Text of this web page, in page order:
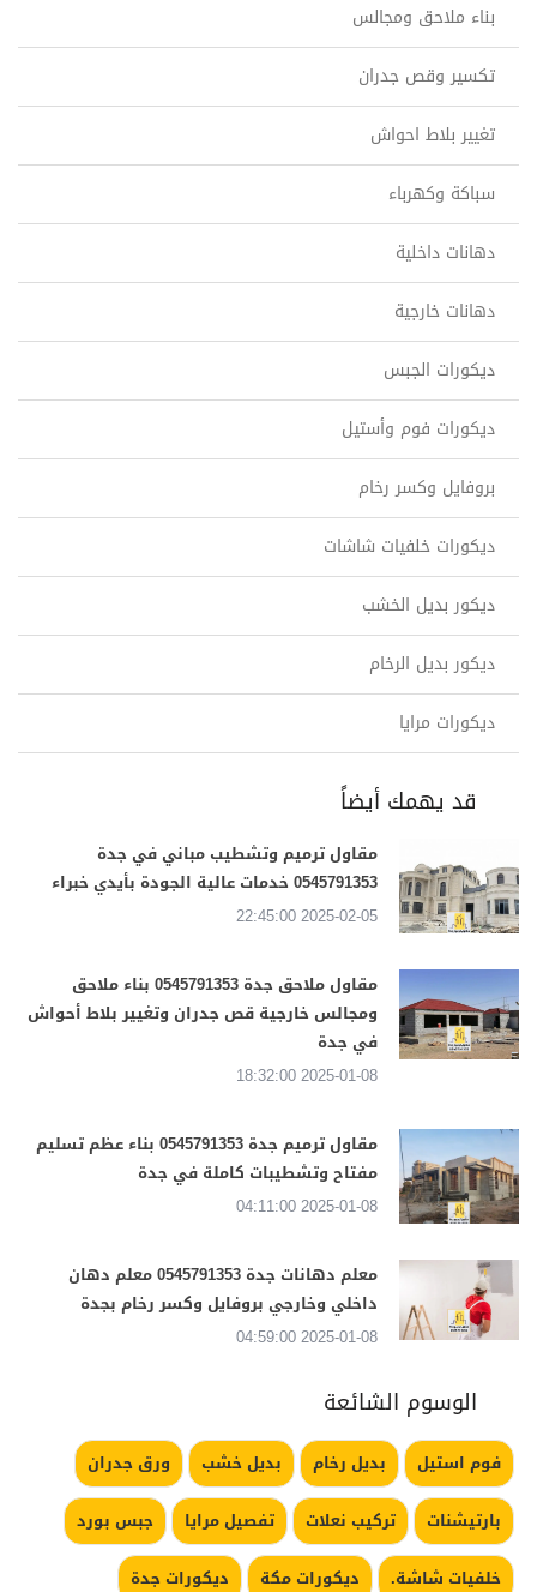
بناء ملاحق ومجالس
تكسير وقص جدران
تغيير بلاط احواش
سباكة وكهرباء
دهانات داخلية
دهانات خارجية
ديكورات الجبس
ديكورات فوم وأستيل
بروفايل وكسر رخام
ديكورات خلفيات شاشات
ديكور بديل الخشب
ديكور بديل الرخام
ديكورات مرايا
قد يهمك أيضاً
مقاول ترميم وتشطيب مباني في جدة
0545791353 خدمات عالية الجودة بأيدي خبراء
2025-02-05 22:45:00
مقاول ملاحق جدة 0545791353 بناء ملاحق
ومجالس خارجية قص جدران وتغيير بلاط أحواش
في جدة
2025-01-08 18:32:00
مقاول ترميم جدة 0545791353 بناء عظم تسليم
مفتاح وتشطيبات كاملة في جدة
2025-01-08 04:11:00
معلم دهانات جدة 0545791353 معلم دهان
داخلي وخارجي بروفايل وكسر رخام بجدة
2025-01-08 04:59:00
الوسوم الشائعة
فوم استيل بديل رخام بديل خشب
ورق جدران
بارتيشنات
تركيب نعلات تفصيل مرايا
جبس بورد
خلفيات شاشة.
ديكورات مكة ديكورات جدة